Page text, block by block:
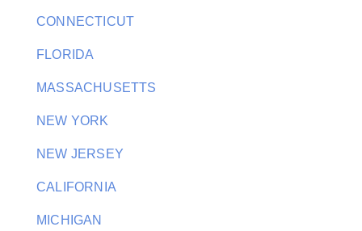
CONNECTICUT
FLORIDA
MASSACHUSETTS
NEW YORK
NEW JERSEY
CALIFORNIA
MICHIGAN